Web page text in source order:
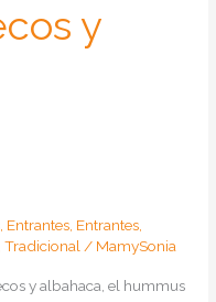
y
, Entrantes, Entrantes,
,Tradicional/ MamySonia
y albahaca, el hummus